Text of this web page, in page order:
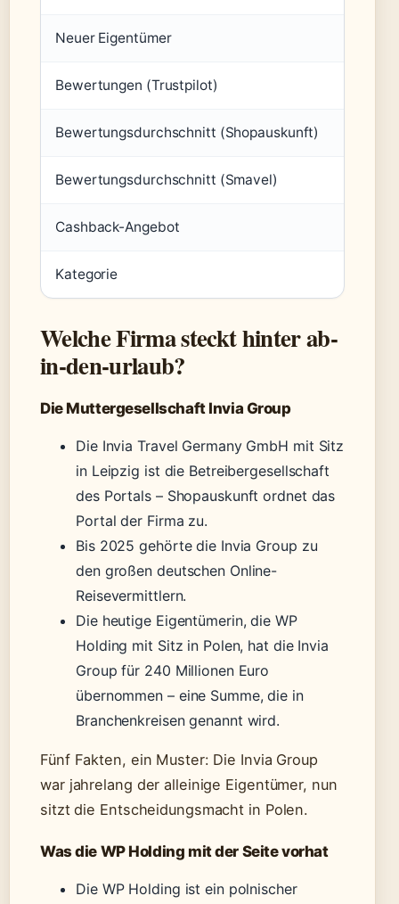
Neuer Eigentümer
Bewertungen (Trustpilot)
Bewertungsdurchschnitt (Shopauskunft)
Bewertungsdurchschnitt (Smavel)
Cashback-Angebot
Kategorie
Welche Firma steckt hinter ab-
in-den-urlaub?
Die Muttergesellschaft Invia Group
Die Invia Travel Germany GmbH mit Sitz
in Leipzig ist die Betreibergesellschaft
des Portals – Shopauskunft ordnet das
Portal der Firma zu.
Bis 2025 gehörte die Invia Group zu
den großen deutschen Online-
Reisevermittlern.
Die heutige Eigentümerin, die WP
Holding mit Sitz in Polen, hat die Invia
Group für 240 Millionen Euro
übernommen – eine Summe, die in
Branchenkreisen genannt wird.
Fünf Fakten, ein Muster: Die Invia Group
war jahrelang der alleinige Eigentümer, nun
sitzt die Entscheidungsmacht in Polen.
Was die WP Holding mit der Seite vorhat
Die WP Holding ist ein polnischer